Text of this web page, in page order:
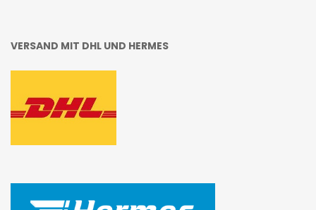
VERSAND MIT DHL UND HERMES